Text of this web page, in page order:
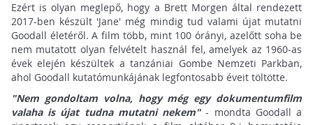
Ezért is olyan meglepő, hogy a Brett Morgen által rendezett
2017-ben készült 'Jane' még mindig tud valami újat mutatni
Goodall életéről. A film több, mint 100 órányi, azelőtt soha be
nem mutatott olyan felvételt használ fel, amelyek az 1960-as
évek elején készültek a tanzániai Gombe Nemzeti Parkban,
ahol Goodall kutatómunkájának legfontosabb éveit töltötte.
"Nem gondoltam volna, hogy még egy dokumentumfilm
valaha is újat tudna mutatni nekem"- mondta Goodall a